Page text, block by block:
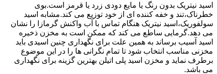
اسید نیتریک بدون رنگ یا مایع دودی زرد یا قرمز است.بوی
خطرناک،تند و خفه کننده ای از خود توزیع می کند.مشابه اسید
سولفوریک،اسید نیتریک هنگام تماس با آب واکنش گرمازا را نشان
می دهد.گرمایی ساطع می کند که ممکن است به مخزن ذخیره
اسید آسیب برساند به همین علت برای نگهداری چنین اسیدی باید
مخزنی مناسب انتخاب شود تا تمام نگرانی ها را در این موضوع
برطرف نماید و مخزن اسید پلی اتیلن بهترین گزینه برای نگهداری
می باشد.